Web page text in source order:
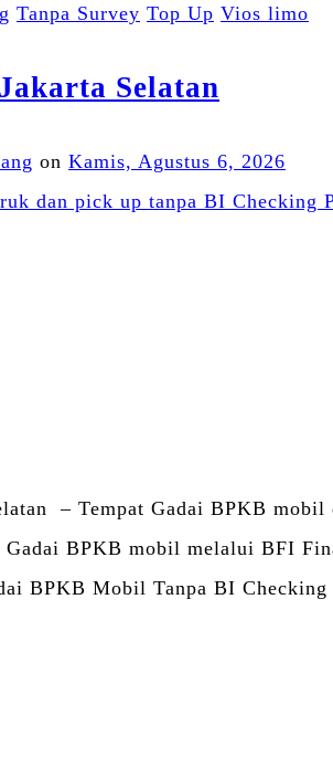
Tanpa Survey Top Up Vios limo
Selatan
on Kamis, Agustus 6, 2026
– Tempat Gadai BPKB
BPKB mobil melalui BFI
BPKB Mobil Tanpa BI